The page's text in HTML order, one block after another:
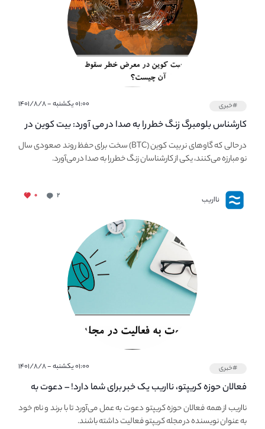
#خبری ۰۱:۰۰ یکشنبه - ۱۴۰۱/۸/۸
کارشناس بلومبرگ زنگ خطر را به صدا در می آورد: بیت کوین در
معرض خطر سقوط بزرگ است - دلیل آن چیست؟در حالی که گاوهای نر بیت کوین (BTC) سخت برای حفظ روند صعودی سال
نو مبارزه می‌کنند، یکی از کارشناسان زنگ خطر را به صدا در می‌آورد.
نااریب ۲ ۰
#خبری ۰۱:۰۰ یکشنبه - ۱۴۰۱/۸/۸
فعالان حوزه کریپتو، نااریب یک خبر برای شما دارد! – دعوت به
فعالیت در مجله کریپتو
نااریب از همه فعالان حوزه کریپتو دعوت به عمل می‌آورد تا با برند و نام خود
به عنوان نویسنده در مجله کریپتو فعالیت داشته باشند.